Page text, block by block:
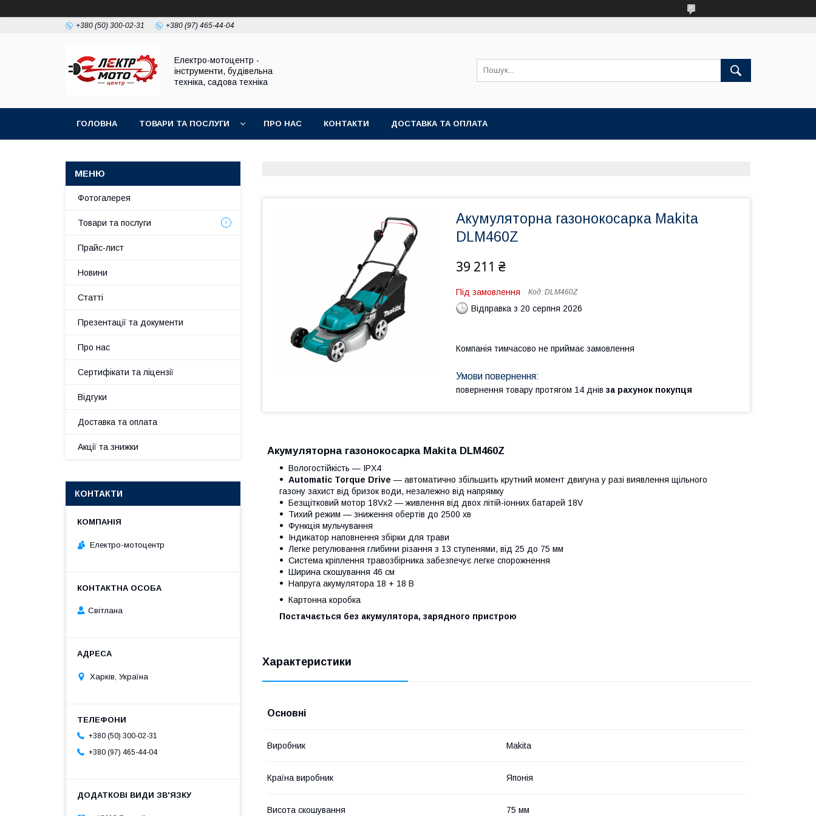
+380 (50) 300-02-31 +380 (97) 465-44-04
Електро-мотоцентр -
інструменти, будівельна
техніка, садова техніка
ГОЛОВНА ТОВАРИ ТА ПОСЛУГИ ПРО НАС КОНТАКТИ ДОСТАВКА ТА ОПЛАТА
Акумуляторна газонокосарка Makita
DLM460Z
39 211 ₴
Під замовлення Код: DLM460Z
Відправка з 20 серпня 2026
Компанія тимчасово не приймає замовлення
повернення товару протягом 14 днів за рахунок покупця
Акумуляторна газонокосарка Makita DLM460Z
Вологостійкість — IPX4
Automatic Torque Drive — автоматично збільшить крутний момент двигуна у разі виявлення щільного
газону захист від бризок води, незалежно від напрямку
Безщітковий мотор 18Vx2 — живлення від двох літій-іонних батарей 18V
Тихий режим — зниження обертів до 2500 хв
Функція мульчування
Індикатор наповнення збірки для трави
Легке регулювання глибини різання з 13 ступенями, від 25 до 75 мм
Система кріплення травозбірника забезпечує легке спорожнення
Ширина скошування 46 см
Напруга акумулятора 18 + 18 В
Картонна коробка
Постачається без акумулятора, зарядного пристрою
Характеристики
Основні
Виробник Makita
Країна виробник Японія
Висота скошування 75 мм
Фотогалерея
Товари та послуги
Прайс-лист
Новини
Статті
Презентації та документи
Про нас
Сертифікати та ліцензії
Відгуки
Доставка та оплата
Акції та знижки
КОНТАКТИ
Електро-мотоцентр
Світлана
Харків, Україна
+380 (50) 300-02-31
+380 (97) 465-44-04